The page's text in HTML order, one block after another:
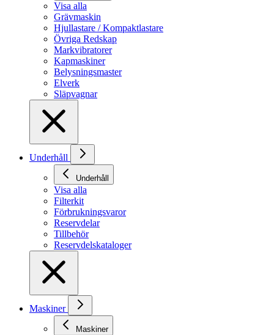
Visa alla
Grävmaskin
Hjullastare / Kompaktlastare
Övriga Redskap
Markvibratorer
Kapmaskiner
Belysningsmaster
Elverk
Släpvagnar
Underhåll
Underhåll
Visa alla
Filterkit
Förbrukningsvaror
Reservdelar
Tillbehör
Reservdelskataloger
Maskiner
Maskiner